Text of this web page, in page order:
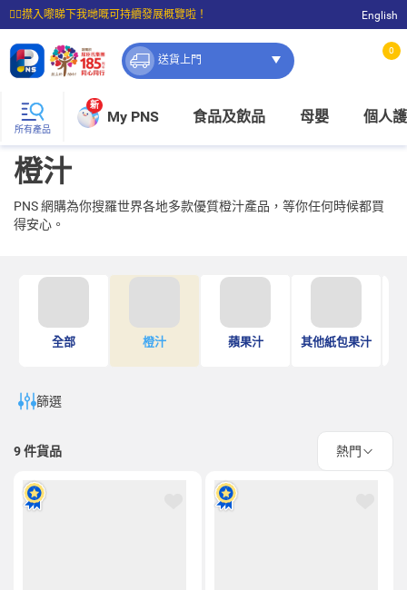
☝🏼㩒入嚟睇下我哋嘅可持續發展概覽啦！
⭐購物滿$399即享免費送貨；滿$100即可免費店取。
English
送貨上門
0
所有產品
新
My PNS 食品及飲品 母嬰 個人
橙汁
PNS 網購為你搜羅世界各地多款優質橙汁產品，等你任何時候都買
得安心。
全部 橙汁 蘋果汁 其他紙包果汁
篩選
9件貨品 熱門